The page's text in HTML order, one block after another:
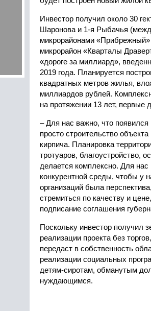
Инвестор получил около 30
Шаронова и 1-я Рыбачья
микрорайонами
микрорайон «Кварталы
«дороге за миллиард»,
2019 года. Планируется
квадратных метров жилья,
миллиардов рублей.
на протяжении 13 лет, первые
– Для нас важно, что
просто строительство
кирпича. Планировка
тротуаров, благоустройство,
делается комплексно. Для нас
конкурентной среды, чтобы у
организаций была
стремиться по качеству и
подписание соглашения
Поскольку инвестор получил
реализации проекта без
передаст в собственность
реализации социальных
детям-сиротам, обманутым
нуждающимся.